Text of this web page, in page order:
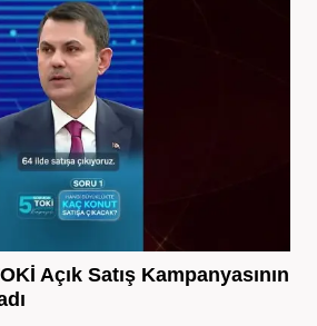
Açık Satış Kampanyasının